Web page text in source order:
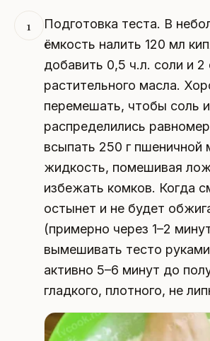
1
Подготовка теста. В
ёмкость налить 120 мл
добавить 0,5 ч.л. соли и 2
растительного масла.
перемешать, чтобы соль
распределились
всыпать 250 г пшеничной
жидкость, помешивая
избежать комков. Когда
остынет и не будет
(примерно через 1–2
вымешивать тесто
активно 5–6 минут до
гладкого, плотного, не